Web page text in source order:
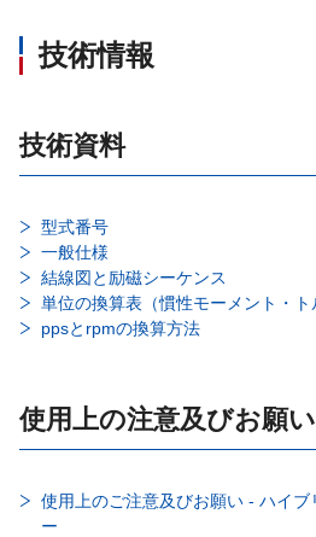
技術情報
技術資料
型式番号
一般仕様
結線図と励磁シーケンス
単位の換算表（慣性モーメント・ト
ppsとrpmの換算方法
使用上の注意及びお願い
使用上のご注意及びお願い - ハイ
ー